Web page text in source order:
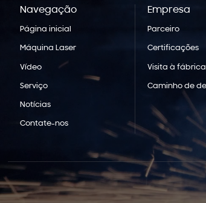
Navegação
Página inicial
Máquina Laser
Vídeo
Serviço
Notícias
Contate-nos
Empresa
Parceiro
Certificações
Visita à fábrica